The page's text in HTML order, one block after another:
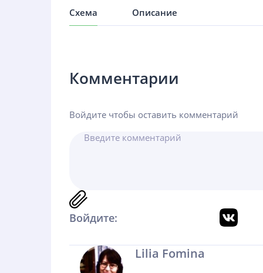
Схема Описание
Комментарии
Войдите чтобы оставить комментарий
Войдите:
Lilia Fomina